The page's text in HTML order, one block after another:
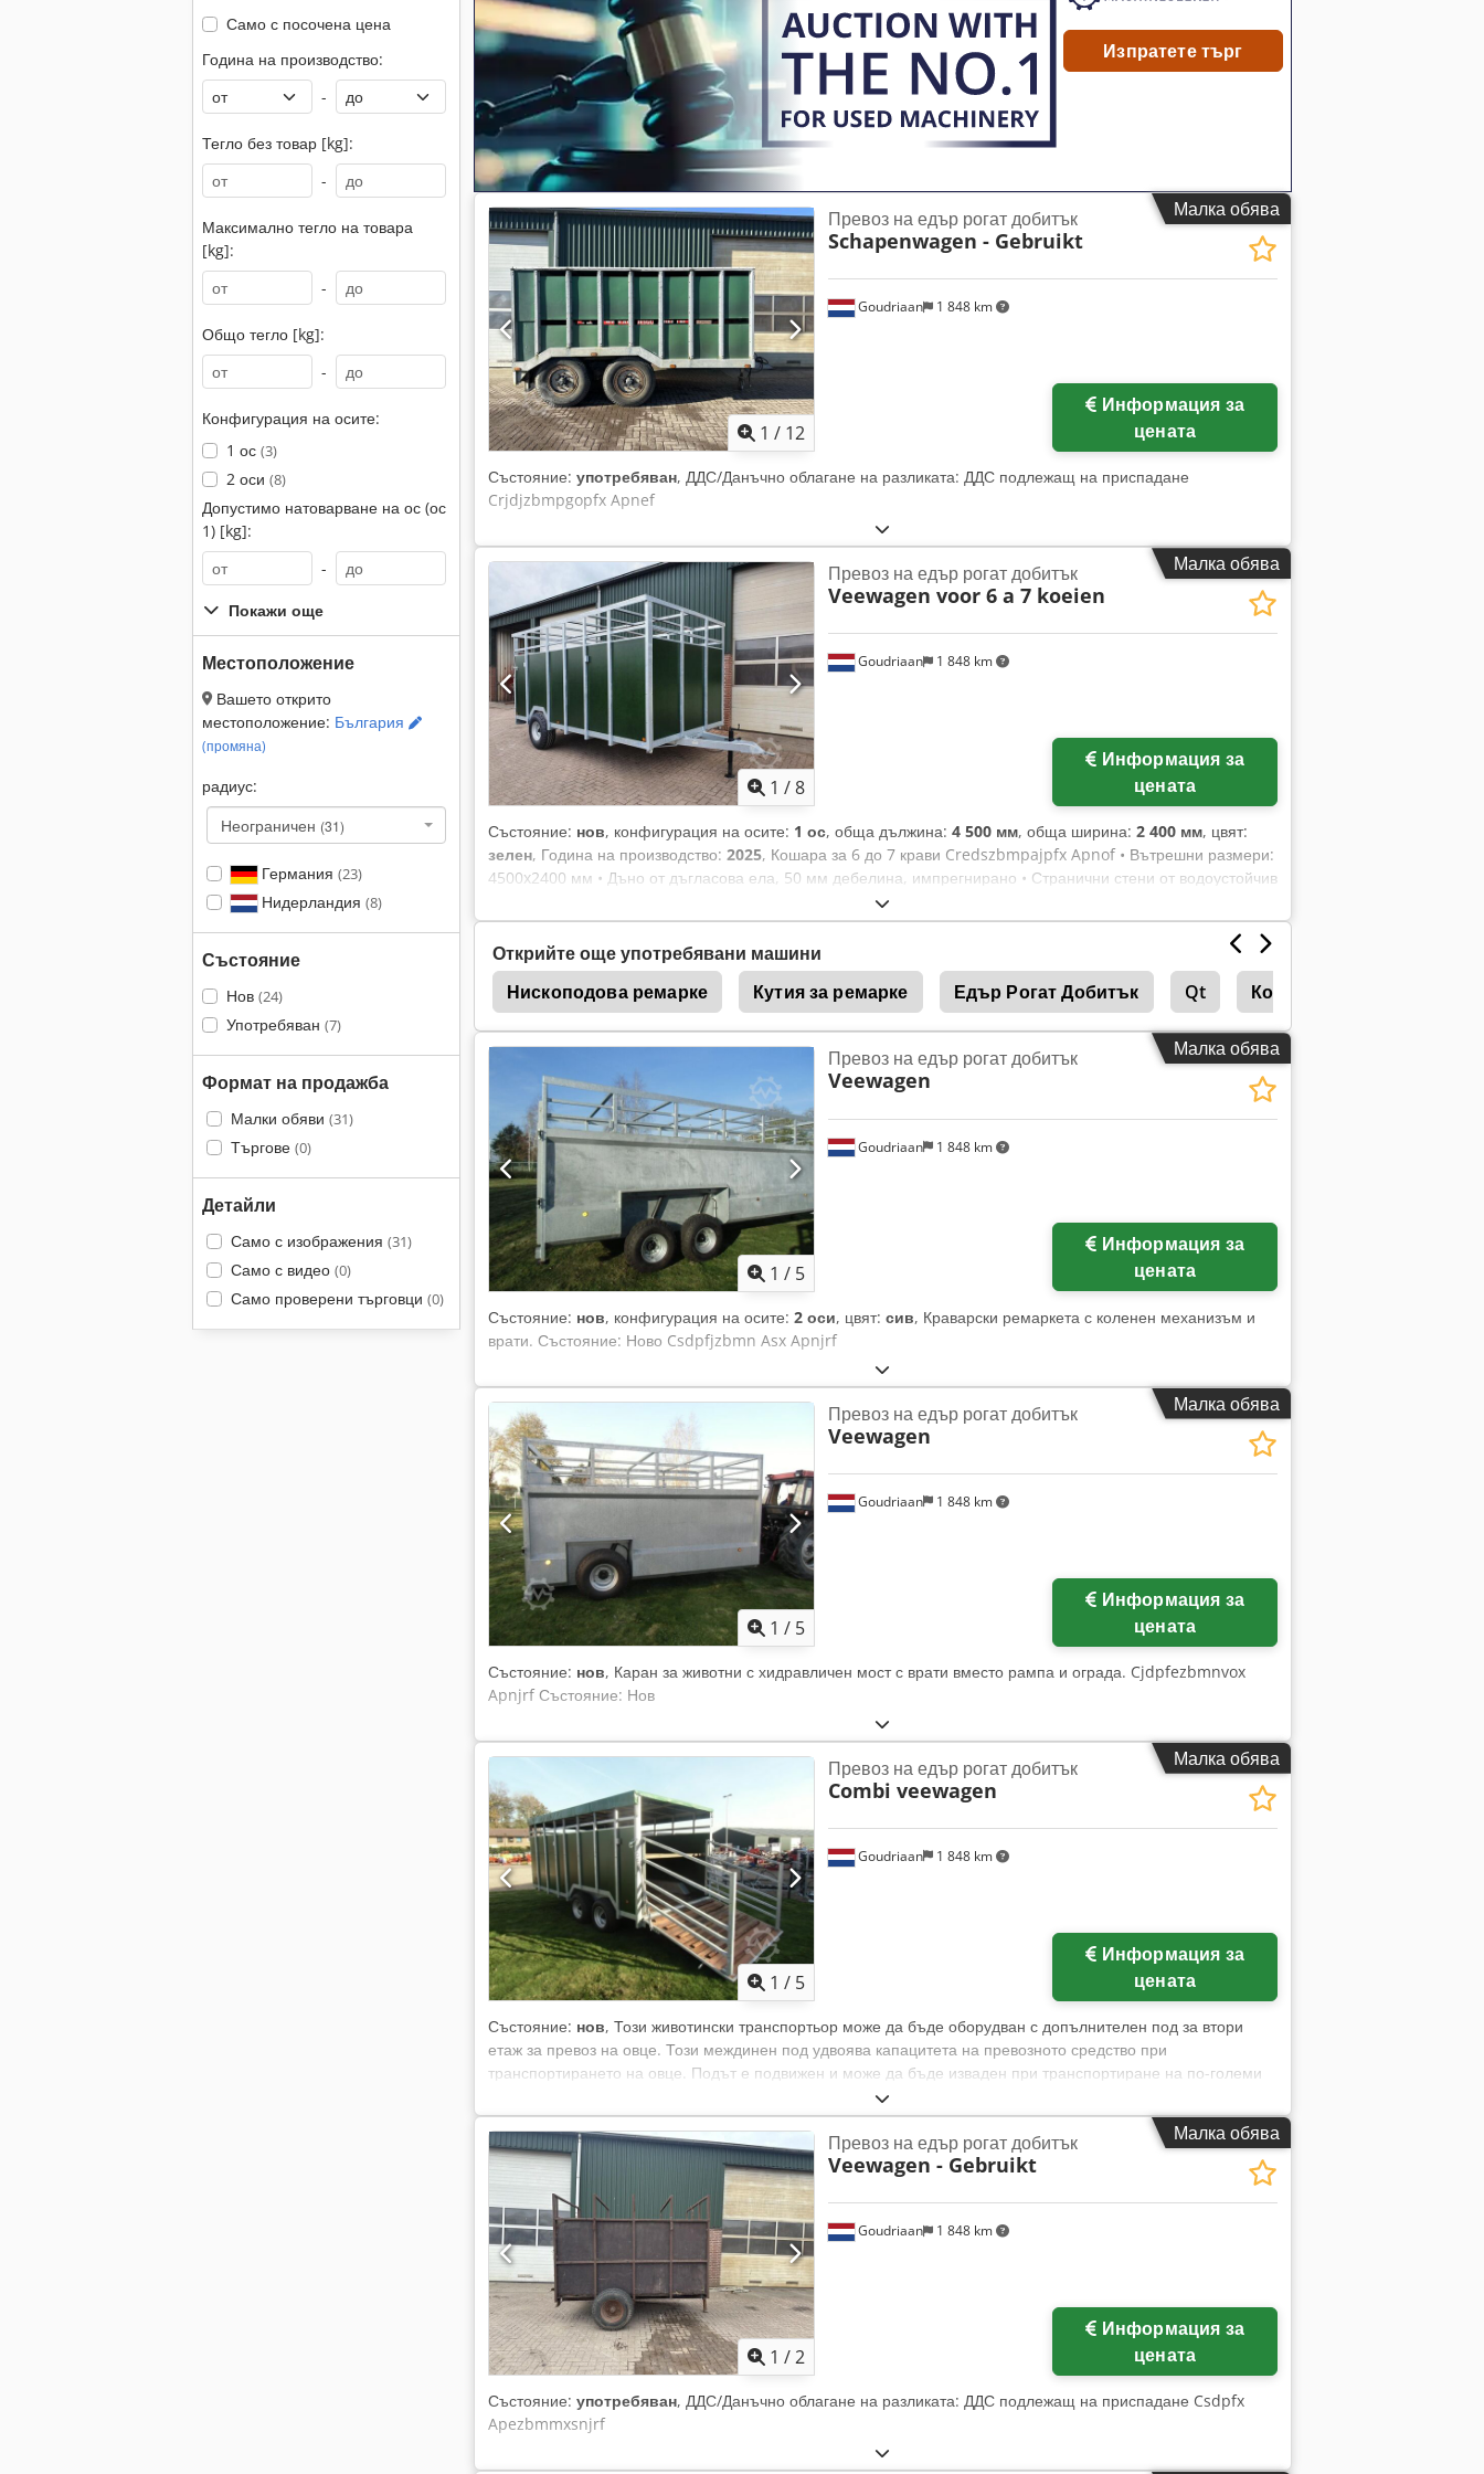
Само с посочена цена
Година на производство:
-
Тегло без товар [kg]:
-
Максимално тегло на товара
[kg]:
-
Общо тегло [kg]:
-
Конфигурация на осите:
1 ос (3)
2 оси (8)
Допустимо натоварване на ос (ос
1) [kg]:
-
Покажи още
Местоположение
Вашето открито
местоположение: България
(промяна)
радиус:
Неограничен (31)
Германия (23)
Нидерландия (8)
Състояние
Нов (24)
Употребяван (7)
Формат на продажба
Малки обяви (31)
Търгове (0)
Детайли
Само с изображения (31)
Само с видео (0)
Само проверени търговци (0)
Изпратете търг
Малка обява
1 / 12
Goudriaan 1 848 km
Превоз на едър рогат добитък
Schapenwagen - Gebruikt
цената
Състояние: употребяван, ДДС/Данъчно облагане на разликата: ДДС подлежащ на приспадане
Crjdjzbmpgopfx Apnef
Малка обява
1 /8
Goudriaan 1 848 km
Превоз на едър рогат добитък
Veewagen voor 6 a 7 koeien
цената
Състояние: нов, конфигурация на осите: 1 ос, обща дължина: 4 500 мм, обща ширина: 2 400 мм, цвят:
зелен, Година на производство: 2025, Кошара за 6 до 7 крави Credszbmpajpfx Apnof • Вътрешни размери:
4500x2400 мм • Дъно от дъгласова ела, 50 мм дебелина, импрегнирано • Странични стени от водоустойчив
финландски шперплат (зелен) • Фиксирана теглична греда с око 40 мм • Подпора • Окачен заден капак •
Заден капак от твърда дървесина банкирай • Защитено осветление • LRV триъгълник • Врати, шарниращи с
задния капак Състояние: Ново Година на производство: 2025
Открийте още употребявани машини
Нископодова ремарке
Кутия за ремарке Едър Рогат Добитък Qt Кон Вълна Гъвкави
Малка обява
1 / 5
Goudriaan 1 848 km
Превоз на едър рогат добитък
Veewagen
цената
Състояние: нов, конфигурация на осите: 2 оси, цвят: сив, Краварски ремаркета с коленен механизъм и
врати. Състояние: Ново Csdpfjzbmn Asx Apnjrf
Малка обява
1 / 5
Goudriaan 1 848 km
Превоз на едър рогат добитък
Veewagen
цената
Състояние: нов, Каран за животни с хидравличен мост с врати вместо рампа и ограда. Cjdpfezbmnvox
Apnjrf Състояние: Нов
Малка обява
1 / 5
Goudriaan 1 848 km
Превоз на едър рогат добитък
Combi veewagen
цената
Състояние: нов, Този животински транспортьор може да бъде оборудван с допълнителен под за втори
етаж за превоз на овце. Този междинен под удвоява капацитета на превозното средство при
транспортирането на овце. Подът е подвижен и може да бъде изваден при транспортиране на по-големи
животни като крави. Crjdpfx Apszbmnpjnof Състояние: Ново
Малка обява
Заявете още снимки
1 /2
Goudriaan 1 848 km
Превоз на едър рогат добитък
Veewagen - Gebruikt
цената
Състояние: употребяван, ДДС/Данъчно облагане на разликата: ДДС подлежащ на приспадане Csdpfx
Apezbmmxsnjrf